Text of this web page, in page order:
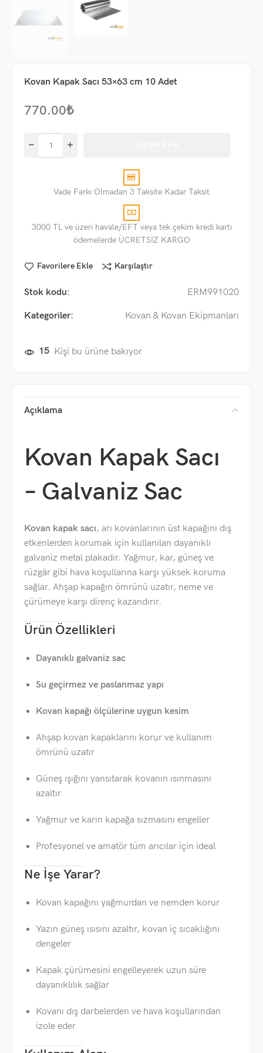
Kovan Kapak Sacı 53×63 cm 10 Adet
770.00₺
Vade Farkı Olmadan 3 Taksite Kadar Taksit
3000 TL ve üzeri havale/EFT veya tek çekim kredi kartı
ödemelerde ÜCRETSİZ KARGO
Favorilere Ekle Karşılaştır
Stok kodu: ERM991020
Kategoriler: Kovan & Kovan Ekipmanları
15 Kişi bu ürüne bakıyor
Açıklama
Kovan Kapak Sacı
– Galvaniz Sac
Kovan kapak sacı, arı kovanlarının üst kapağını dış
etkenlerden korumak için kullanılan dayanıklı
galvaniz metal plakadır. Yağmur, kar, güneş ve
rüzgâr gibi hava koşullarına karşı yüksek koruma
sağlar. Ahşap kapağın ömrünü uzatır, neme ve
çürümeye karşı direnç kazandırır.
Ürün Özellikleri
Dayanıklı galvaniz sac
Su geçirmez ve paslanmaz yapı
Kovan kapağı ölçülerine uygun kesim
Ahşap kovan kapaklarını korur ve kullanım
ömrünü uzatır
Güneş ışığını yansıtarak kovanın ısınmasını
azaltır
Yağmur ve karın kapağa sızmasını engeller
Profesyonel ve amatör tüm arıcılar için ideal
Ne İşe Yarar?
Kovan kapağını yağmurdan ve nemden korur
Yazın güneş ısısını azaltır, kovan iç sıcaklığını
dengeler
Kapak çürümesini engelleyerek uzun süre
dayanıklılık sağlar
Kovanı dış darbelerden ve hava koşullarından
izole eder